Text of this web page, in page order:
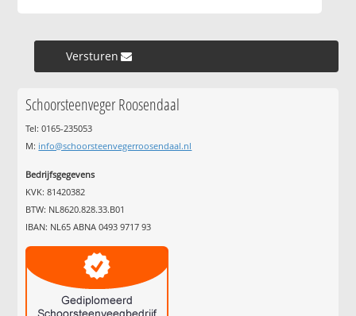
Versturen »
Schoorsteenveger Roosendaal
Tel: 0165-235053
M: info@schoorsteenvegerroosendaal.nl
Bedrijfsgegevens
KVK: 81420382
BTW: NL8620.828.33.B01
IBAN: NL65 ABNA 0493 9717 93